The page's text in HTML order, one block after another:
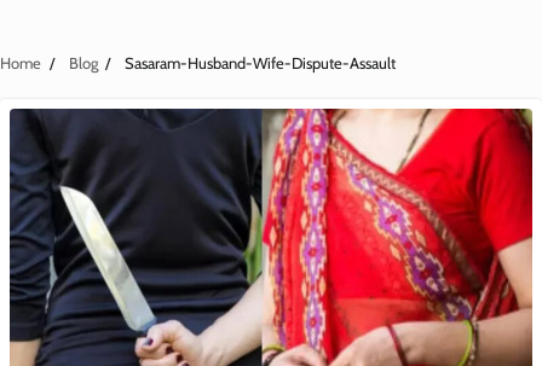
Home Blog Sasaram-Husband-Wife-Dispute-Assault